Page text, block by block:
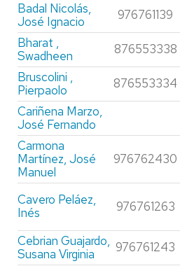
Badal Nicolás,
José Ignacio
976761139
Bharat ,
Swadheen
876553338
Bruscolini ,
Pierpaolo
876553334
Cariñena Marzo,
José Fernando
Carmona
Martínez, José
Manuel
976762430
Cavero Peláez,
Inés
976761263
Cebrian Guajardo,
Susana Virginia
976761243